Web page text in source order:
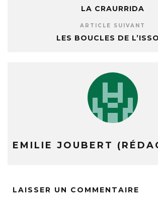
LA CRAURRIDA
ARTICLE SUIVANT
LES BOUCLES DE
EMILIE JOUBERT
LAISSER UN COMMENTAIRE